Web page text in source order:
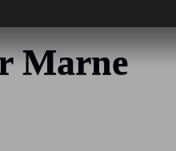
Marne